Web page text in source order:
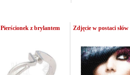
Pierścionek z brylantem Zdjęcie w postaci